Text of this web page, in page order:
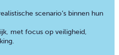
scenario’s binnen hun
met focus op veiligheid,